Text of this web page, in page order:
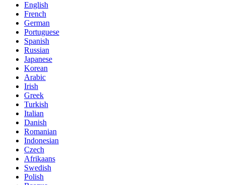
English
French
German
Portuguese
Spanish
Russian
Japanese
Korean
Arabic
Irish
Greek
Turkish
Italian
Danish
Romanian
Indonesian
Czech
Afrikaans
Swedish
Polish